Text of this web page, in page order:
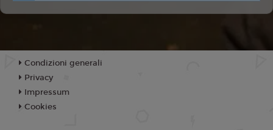
Condizioni generali
Privacy
Impressum
Cookies